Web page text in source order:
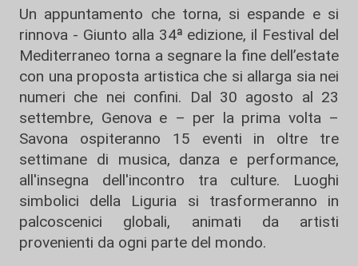
Un appuntamento che torna, si espande e si
rinnova - Giunto alla 34ª edizione, il Festival del
Mediterraneo torna a segnare la fine dell’estate
con una proposta artistica che si allarga sia nei
numeri che nei confini. Dal 30 agosto al 23
settembre, Genova e – per la prima volta –
Savona ospiteranno 15 eventi in oltre tre
settimane di musica, danza e performance,
all'insegna dell'incontro tra culture. Luoghi
simbolici della Liguria si trasformeranno in
palcoscenici globali, animati da artisti
provenienti da ogni parte del mondo.